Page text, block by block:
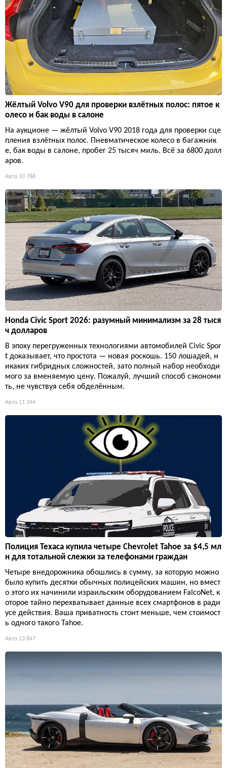
Жёлтый Volvo V90 для проверки взлётных полос: пятое к
олесо и бак воды в салоне
На аукционе — жёлтый Volvo V90 2018 года для проверки сце
пления взлётных полос. Пневматическое колесо в багажник
е, бак воды в салоне, пробег 25 тысяч миль. Всё за 6800 долл
аров.
Авто 10 788
Honda Civic Sport 2026: разумный минимализм за 28 тыся
ч долларов
В эпоху перегруженных технологиями автомобилей Civic Spor
t доказывает, что простота — новая роскошь. 150 лошадей, н
икаких гибридных сложностей, зато полный набор необходи
мого за вменяемую цену. Пожалуй, лучший способ сэкономи
ть, не чувствуя себя обделённым.
Авто 11 344
Полиция Техаса купила четыре Chevrolet Tahoe за $4,5 мл
н для тотальной слежки за телефонами граждан
Четыре внедорожника обошлись в сумму, за которую можно
было купить десятки обычных полицейских машин, но вмест
о этого их начинили израильским оборудованием FalcoNet, к
оторое тайно перехватывает данные всех смартфонов в ради
усе действия. Ваша приватность стоит меньше, чем стоимост
ь одного такого Tahoe.
Авто 13 847